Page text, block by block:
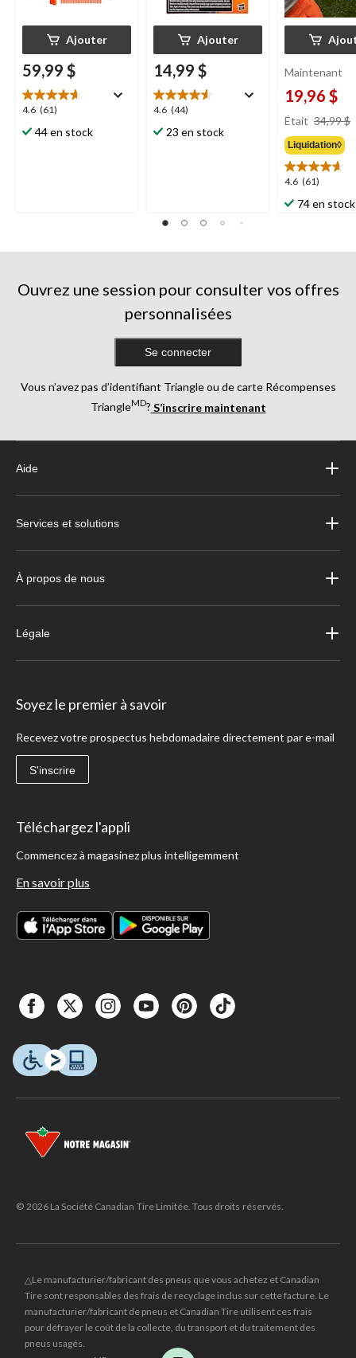
Ajouter
59,99 $
4.6 (61)
4.6
étoile(s)
sur
44 en stock
Ajouter
14,99 $
4.6 (44)
4.6
étoile(s)
sur
23 en stock
Maintenant
19,96 $
Était 34,99 $
Liquidation◊
4.6 (61)
4.6
étoile(s)
sur
74 en stock
Ouvrez une session pour consulter vos offres
personnalisées
Se connecter
Vous n’avez pas d’identifiant Triangle ou de carte Récompenses
TriangleMD? S’inscrire maintenant
Aide
Services et solutions
À propos de nous
Légale
Soyez le premier à savoir
Recevez votre prospectus hebdomadaire directement par e-mail
S'inscrire
Téléchargez l'appli
Commencez à magasinez plus intelligemment
En savoir plus
© 2026 La Société Canadian Tire Limitée. Tous droits réservés.
△Le manufacturier/fabricant des pneus que vous achetez et Canadian
Tire sont responsables des frais de recyclage inclus sur cette facture. Le
manufacturier/fabricant de pneus et Canadian Tire utilisent ces frais
pour défrayer le coût de la collecte, du transport et du traitement des
pneus usagés.